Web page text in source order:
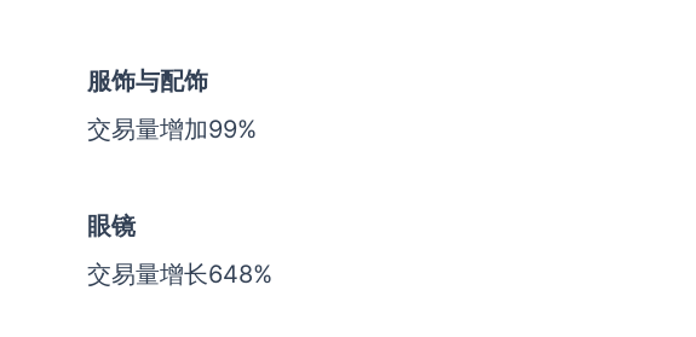
服饰与配饰
交易量增加99%
眼镜
交易量增长648%